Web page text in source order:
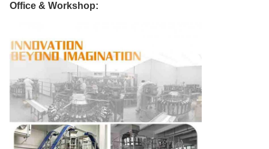
Office & Workshop: